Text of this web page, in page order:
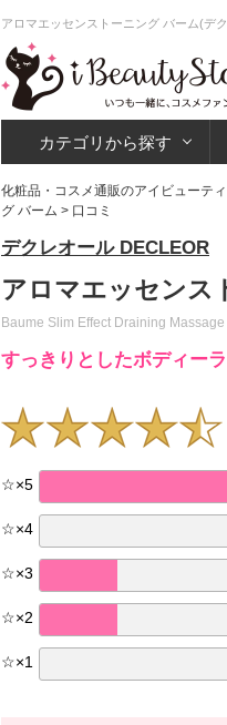
アロマエッセンストーニング バーム(デ
カテゴリから探す
化粧品・コスメ通販のアイビューテ
グ バーム > 口コミ
デクレオール DECLEOR
アロマエッセンス
Baume Slim Effect Draining
すっきりとしたボディー
☆×5
☆×4
☆×3
☆×2
☆×1